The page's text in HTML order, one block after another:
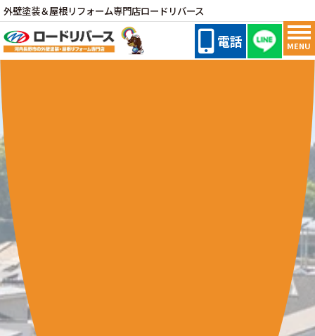
外壁塗装＆屋根リフォーム専門店ロードリバース
電話 MENU